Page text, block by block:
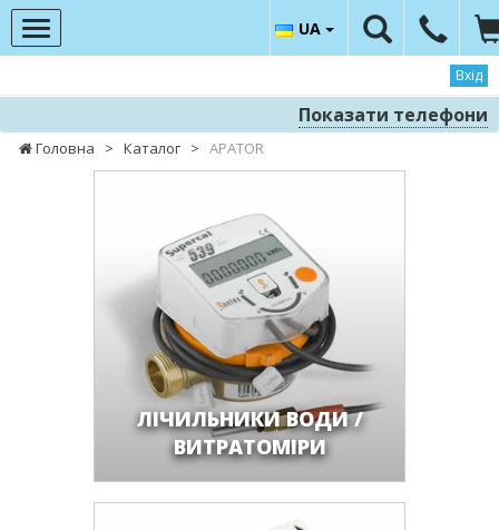
Вхід
Показати телефони
UA
Головна > Каталог > APATOR
ЛІЧИЛЬНИКИ ВОДИ /
ВИТРАТОМІРИ